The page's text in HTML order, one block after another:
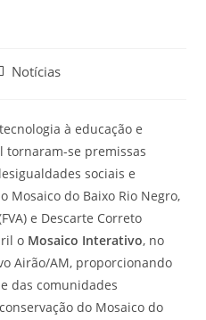
Notícias
à educação e
se premissas
sociais e
Mosaico do Baixo Rio Negro,
e Descarte Correto
o Mosaico Interativo, no
Airão/AM, proporcionando
das comunidades
do Mosaico do